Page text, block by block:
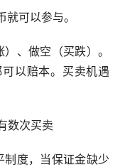
可以参与。
、 做空 （买跌）。
以赔本。买卖机遇
数次买卖
度，当保证金缺少